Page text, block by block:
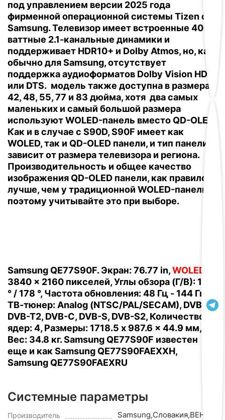
под управлением версии 2025 года
фирменной операционной системы Tizen от
Samsung.Телевизор имеет встроенные 40-
ваттные 2.1-канальные динамики и
поддерживает HDR10+ и Dolby Atmos, но, как
обычно для Samsung, отсутствует
поддержка аудиоформатов Dolby Vision HDR
или DTS. модель также доступна в размерах
42, 48, 55, 77 и 83 дюйма, хотя два самых
маленьких и самый большой размера
используют WOLED-панель вместо QD-OLED.
Как и в случае с S90D, S90F имеет как
WOLED, так и QD-OLED панели, и тип панели
зависит от размера телевизора и региона.
Производительность и общее качество
изображения QD-OLED панели, как правило,
лучше, чем у традиционной WOLED-панели,
поэтому учитывайте это при выборе.
Samsung QE77S90F. Экран: 76.77 in,WOLED
3840 x 2160 пикселей, Углы обзора (Г/В): 178
° / 178 °, Частота обновления: 48 Гц - 144 Гц,
ТВ-тюнер: Analog (NTSC/PAL/SECAM), DVB-T,
DVB-T2, DVB-C, DVB-S, DVB-S2, Количество
ядер: 4, Размеры: 1718.5 x 987.6 x 44.9 мм,
Вес: 34.8 кг. Samsung QE77S90F известен
еще и как Samsung QE77S90FAEXXH,
Samsung QE77S90FAEXRU
Системные параметры
Производитель Samsung,Словакия,ВЕНГРИЯ